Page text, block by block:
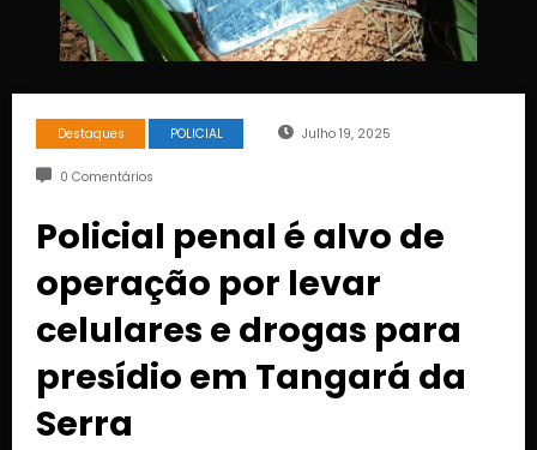
Destaques POLICIAL Julho 19, 2025
0 Comentários
Policial penal é alvo de
operação por levar
celulares e drogas para
presídio em Tangará da
Serra